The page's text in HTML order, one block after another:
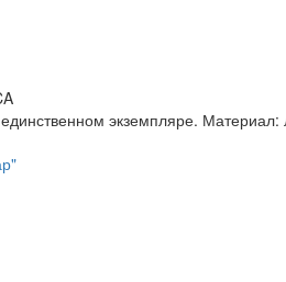
экземпляре.